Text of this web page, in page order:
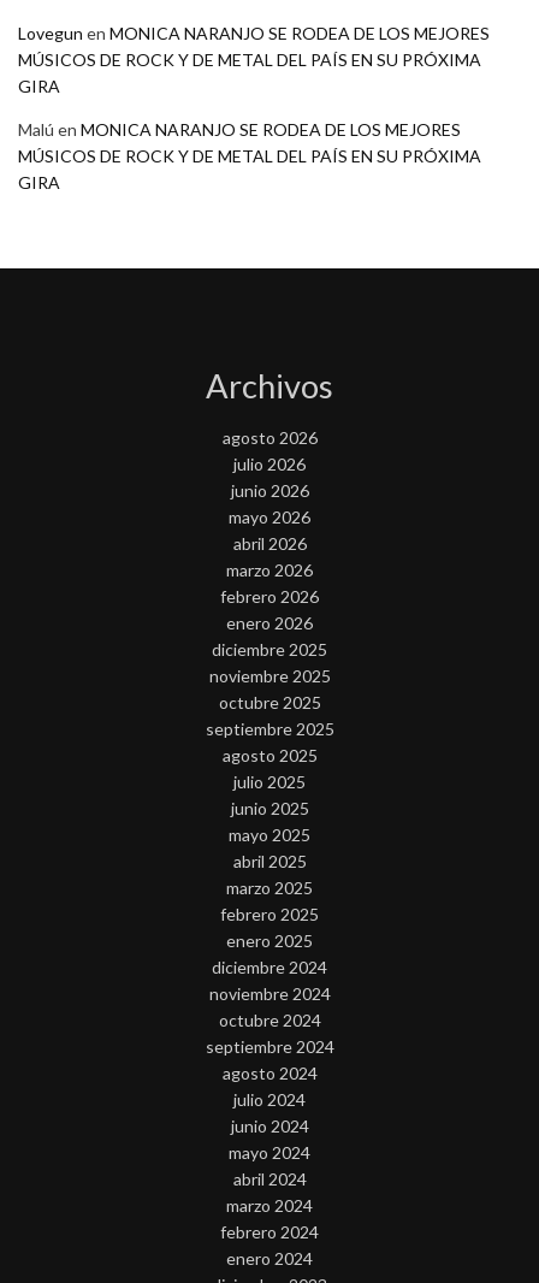
Lovegun en MONICA NARANJO SE RODEA DE LOS MEJORES
MÚSICOS DE ROCK Y DE METAL DEL PAÍS EN SU PRÓXIMA
GIRA
Malú en MONICA NARANJO SE RODEA DE LOS MEJORES
MÚSICOS DE ROCK Y DE METAL DEL PAÍS EN SU PRÓXIMA
GIRA
Archivos
agosto 2026
julio 2026
junio 2026
mayo 2026
abril 2026
marzo 2026
febrero 2026
enero 2026
diciembre 2025
noviembre 2025
octubre 2025
septiembre 2025
agosto 2025
julio 2025
junio 2025
mayo 2025
abril 2025
marzo 2025
febrero 2025
enero 2025
diciembre 2024
noviembre 2024
octubre 2024
septiembre 2024
agosto 2024
julio 2024
junio 2024
mayo 2024
abril 2024
marzo 2024
febrero 2024
enero 2024